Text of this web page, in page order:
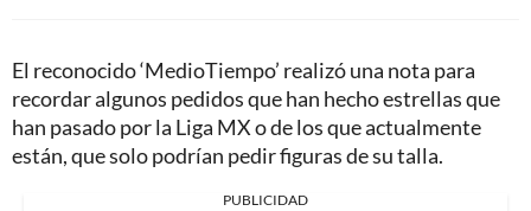
El reconocido ‘MedioTiempo’ realizó una nota para
recordar algunos pedidos que han hecho estrellas que
han pasado por la Liga MX o de los que actualmente
están, que solo podrían pedir figuras de su talla.
PUBLICIDAD